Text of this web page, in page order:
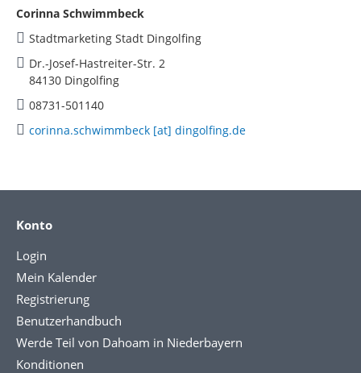
Corinna Schwimmbeck
Stadtmarketing Stadt Dingolfing
Dr.-Josef-Hastreiter-Str. 2
84130 Dingolfing
08731-501140
corinna.schwimmbeck [at] dingolfing.de
Konto
Login
Mein Kalender
Registrierung
Benutzerhandbuch
Werde Teil von Dahoam in Niederbayern
Konditionen